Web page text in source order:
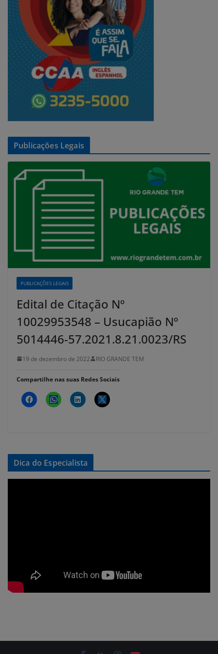
Publicações Legais
PUBLICAÇÕES LEGAIS
Edital de Citação Nº
10029953548 – Usucapião Nº
5014446-57.2021.8.21.0023/RS
19 de dezembro de 2022 RIO GRANDE TEM
Compartilhe nas suas Redes Sociais
Dica do Especialista